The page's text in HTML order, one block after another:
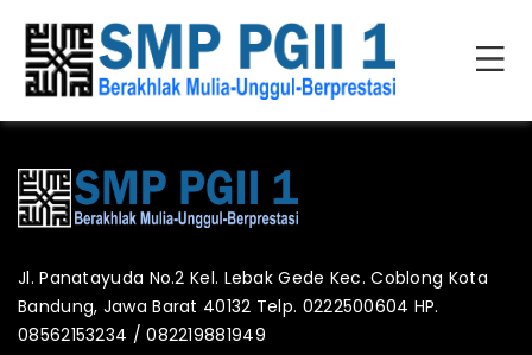
Jl. Panatayuda No.2 Kel. Lebak Gede Kec. Coblong Kota
Bandung, Jawa Barat 40132 Telp. 0222500604 HP.
08562153234 / 082219881949